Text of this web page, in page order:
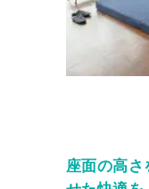
座面の高さ